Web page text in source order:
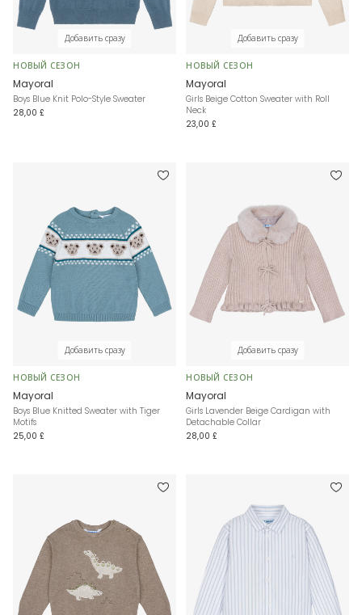
Добавить сразу
НОВЫЙ СЕЗОН
Mayoral
Boys Blue Knit Polo-Style Sweater
28,00 £
Добавить сразу
НОВЫЙ СЕЗОН
Mayoral
Girls Beige Cotton Sweater with Roll
Neck
23,00 £
Добавить сразу
НОВЫЙ СЕЗОН
Mayoral
Boys Blue Knitted Sweater with Tiger
Motifs
25,00 £
Добавить сразу
НОВЫЙ СЕЗОН
Mayoral
Girls Lavender Beige Cardigan with
Detachable Collar
28,00 £